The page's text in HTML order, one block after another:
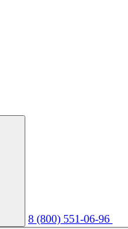
8 (800) 551-06-96